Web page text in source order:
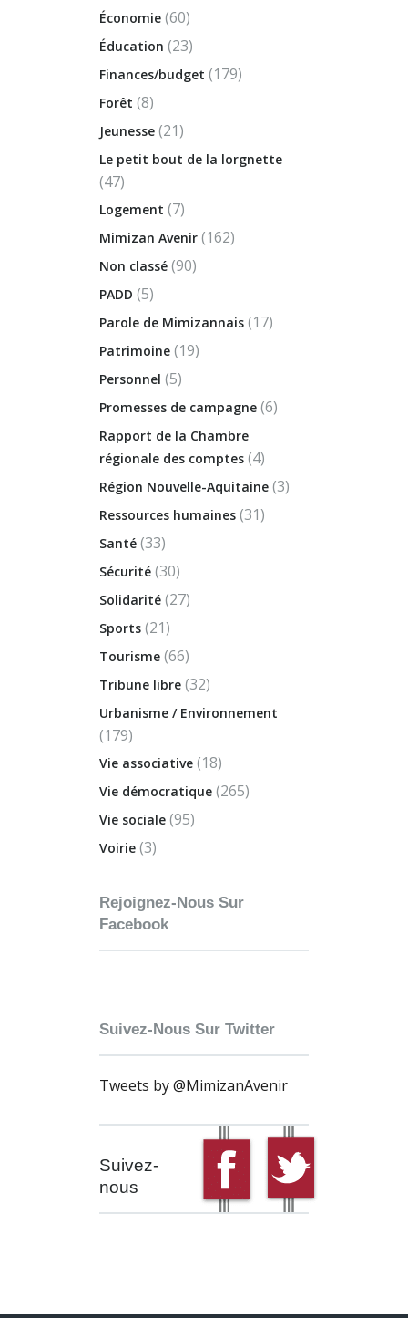
Économie (60)
Éducation (23)
Finances/budget (179)
Forêt (8)
Jeunesse (21)
Le petit bout de la lorgnette
(47)
Logement (7)
Mimizan Avenir (162)
Non classé (90)
PADD (5)
Parole de Mimizannais (17)
Patrimoine (19)
Personnel (5)
Promesses de campagne (6)
Rapport de la Chambre
régionale des comptes (4)
Région Nouvelle-Aquitaine (3)
Ressources humaines (31)
Santé (33)
Sécurité (30)
Solidarité (27)
Sports (21)
Tourisme (66)
Tribune libre (32)
Urbanisme / Environnement
(179)
Vie associative (18)
Vie démocratique (265)
Vie sociale (95)
Voirie (3)
Rejoignez-Nous Sur
Facebook
Suivez-Nous Sur Twitter
Tweets by @MimizanAvenir
Suivez-
nous